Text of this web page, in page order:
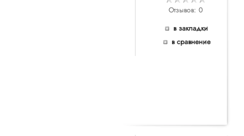
Отзывов: 0
в закладки
в сравнение